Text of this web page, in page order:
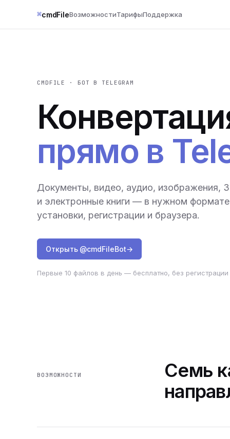
⌘cmdFileВозможностиТарифыПоддержка
CMDFILE · БОТ В TELEGRAM
прямо в
Документы, видео, аудио, изображения,
и электронные книги — в нужном
установки, регистрации и браузера.
Открыть @cmdFileBot→
Первые 10 файлов в день — бесплатно, без регистрации
ВОЗМОЖНОСТИ
Семь